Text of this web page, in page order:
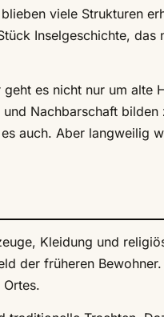
viele Strukturen
Inselgeschichte, das
es nicht nur um alte
Nachbarschaft bilden
auch. Aber langweilig
Kleidung und
der früheren